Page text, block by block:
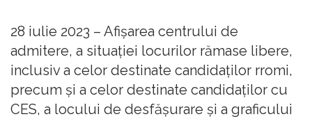
28 iulie 2023 – Afișarea centrului de
admitere, a situației locurilor rămase libere,
inclusiv a celor destinate candidaților rromi,
precum și a celor destinate candidaților cu
CES, a locului de desfășurare și a graficului